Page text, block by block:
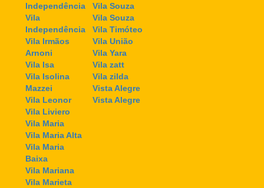
Independência
Vila
Independência
Vila Irmãos
Arnoni
Vila Isa
Vila Isolina
Mazzei
Vila Leonor
Vila Liviero
Vila Maria
Vila Maria Alta
Vila Maria
Baixa
Vila Mariana
Vila Marieta
Vila Souza
Vila Souza
Vila Timóteo
Vila União
Vila Yara
Vila zatt
Vila zilda
Vista Alegre
Vista Alegre